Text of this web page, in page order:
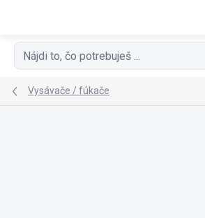
Vysávače / fúkače